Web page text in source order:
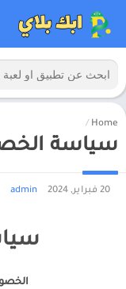
Home
/
سياسة
20 فبراير, 2024 admin